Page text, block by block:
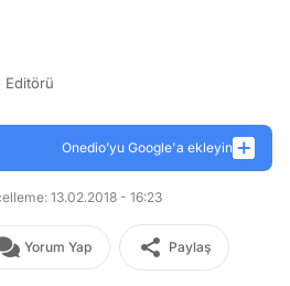
Editörü
Onedio’yu Google'a ekleyin
13.02.2018 - 16:23
Yorum Yap Paylaş